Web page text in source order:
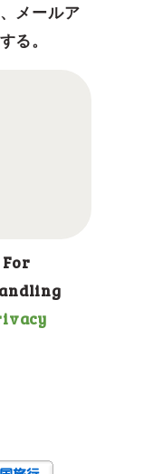
メールア
る。
For